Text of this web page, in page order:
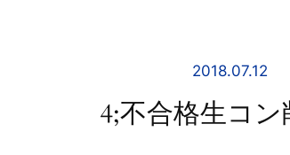
2018.07.12
4;不合格生コ